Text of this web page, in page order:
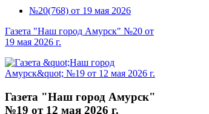
№20(768) от 19 мая 2026
Газета "Наш город Амурск" №20 от
19 мая 2026 г.
Газета "Наш город Амурск"
№19 от 12 мая 2026 г.